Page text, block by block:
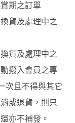
期之訂單
貨及處理中之
貨及處理中之
撥入會員之專
次且不得與其它
或退貨，則只
亦不補發。